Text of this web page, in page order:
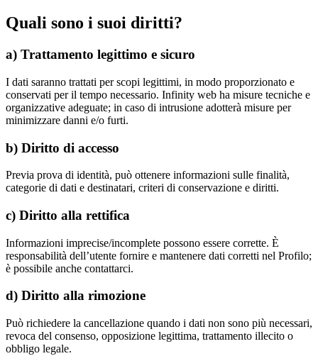
Quali sono i suoi diritti?
a) Trattamento legittimo e sicuro
I dati saranno trattati per scopi legittimi, in modo proporzionato e
conservati per il tempo necessario. Infinity web ha misure tecniche e
organizzative adeguate; in caso di intrusione adotterà misure per
minimizzare danni e/o furti.
b) Diritto di accesso
Previa prova di identità, può ottenere informazioni sulle finalità,
categorie di dati e destinatari, criteri di conservazione e diritti.
c) Diritto alla rettifica
Informazioni imprecise/incomplete possono essere corrette. È
responsabilità dell’utente fornire e mantenere dati corretti nel Profilo;
è possibile anche contattarci.
d) Diritto alla rimozione
Può richiedere la cancellazione quando i dati non sono più necessari,
revoca del consenso, opposizione legittima, trattamento illecito o
obbligo legale.